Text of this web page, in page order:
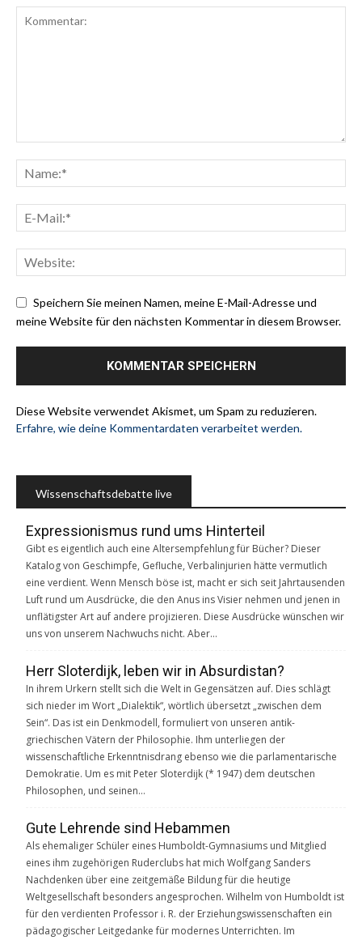
Speichern Sie meinen Namen, meine E-Mail-Adresse und
meine Website für den nächsten Kommentar in diesem Browser.
Diese Website verwendet Akismet, um Spam zu reduzieren.
Erfahre, wie deine Kommentardaten verarbeitet werden.
Wissenschaftsdebatte live
Expressionismus rund ums Hinterteil
Gibt es eigentlich auch eine Altersempfehlung für Bücher? Dieser
Katalog von Geschimpfe, Gefluche, Verbalinjurien hätte vermutlich
eine verdient. Wenn Mensch böse ist, macht er sich seit Jahrtausenden
Luft rund um Ausdrücke, die den Anus ins Visier nehmen und jenen in
unflätigster Art auf andere projizieren. Diese Ausdrücke wünschen wir
uns von unserem Nachwuchs nicht. Aber…
Herr Sloterdijk, leben wir in Absurdistan?
In ihrem Urkern stellt sich die Welt in Gegensätzen auf. Dies schlägt
sich nieder im Wort „Dialektik“, wörtlich übersetzt „zwischen dem
Sein“. Das ist ein Denkmodell, formuliert von unseren antik-
griechischen Vätern der Philosophie. Ihm unterliegen der
wissenschaftliche Erkenntnisdrang ebenso wie die parlamentarische
Demokratie. Um es mit Peter Sloterdijk (* 1947) dem deutschen
Philosophen, und seinen…
Gute Lehrende sind Hebammen
Als ehemaliger Schüler eines Humboldt-Gymnasiums und Mitglied
eines ihm zugehörigen Ruderclubs hat mich Wolfgang Sanders
Nachdenken über eine zeitgemäße Bildung für die heutige
Weltgesellschaft besonders angesprochen. Wilhelm von Humboldt ist
für den verdienten Professor i. R. der Erziehungswissenschaften ein
pädagogischer Leitgedanke für modernes Unterrichten. Im